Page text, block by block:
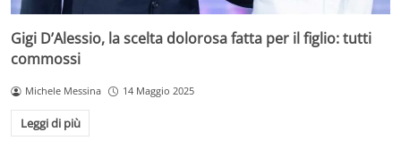
Gigi D’Alessio, la scelta dolorosa fatta per il figlio: tutti
commossi
Michele Messina 14 Maggio 2025
Leggi di più